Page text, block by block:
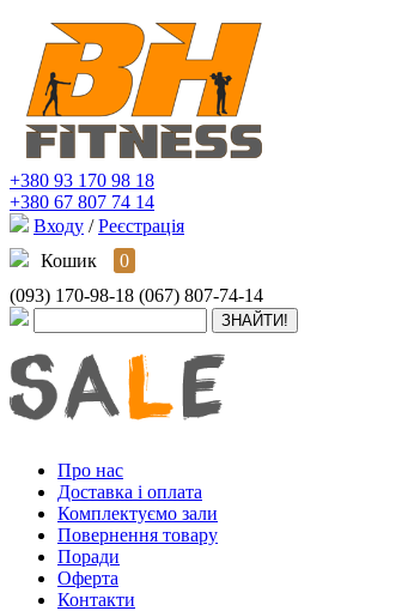
+380 93 170 98 18
+380 67 807 74 14
Входу / Реєстрація
Кошик
0
(093) 170-98-18 (067) 807-74-14
Про нас
Доставка і оплата
Комплектуємо зали
Повернення товару
Поради
Оферта
Контакти